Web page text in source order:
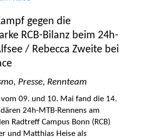
gegen die
RCB-Bilanz beim 24h-
/ Rebecca Zweite bei
, Presse, Rennteam
09. und 10. Mai fand die 14.
24h-MTB-Rennens am
Radtreff Campus Bonn (RCB)
und Matthias Heise als